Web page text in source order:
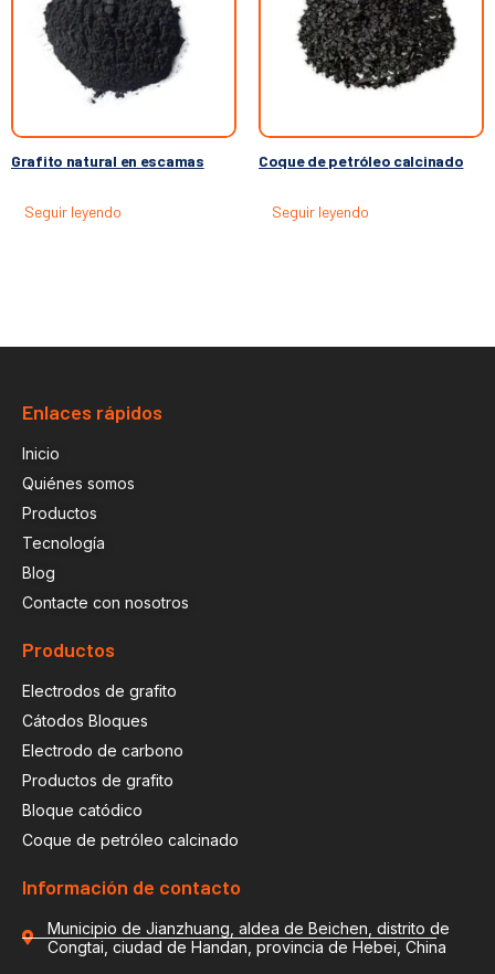
Grafito natural en escamas
Seguir leyendo
Coque de petróleo calcinado
Seguir leyendo
Enlaces rápidos
Inicio
Quiénes somos
Productos
Tecnología
Blog
Contacte con nosotros
Productos
Electrodos de grafito
Cátodos Bloques
Electrodo de carbono
Productos de grafito
Bloque catódico
Coque de petróleo calcinado
Información de contacto
Municipio de Jianzhuang, aldea de Beichen, distrito de
Congtai, ciudad de Handan, provincia de Hebei, China